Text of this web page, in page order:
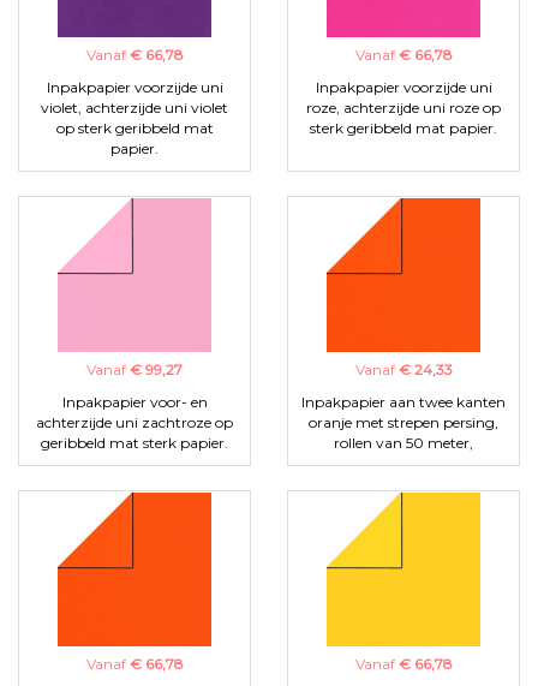
Vanaf € 66,78
Inpakpapier voorzijde uni
violet, achterzijde uni violet
op sterk geribbeld mat
papier.
Vanaf € 66,78
Inpakpapier voorzijde uni
roze, achterzijde uni roze op
sterk geribbeld mat papier.
Vanaf € 99,27
Inpakpapier voor- en
achterzijde uni zachtroze op
geribbeld mat sterk papier.
Vanaf € 24,33
Inpakpapier aan twee kanten
oranje met strepen persing,
rollen van 50 meter,
Vanaf € 66,78
Vanaf € 66,78